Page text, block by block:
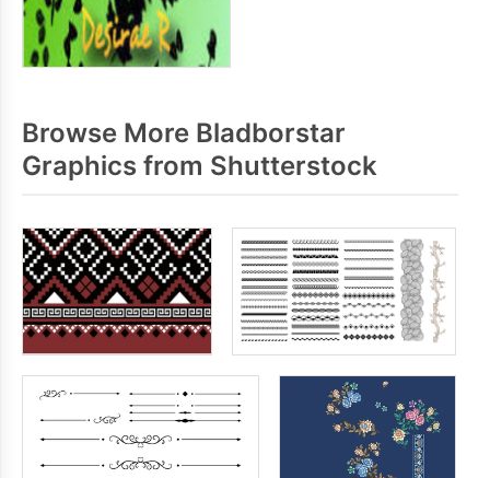
Browse More Bladborstar
Graphics from Shutterstock